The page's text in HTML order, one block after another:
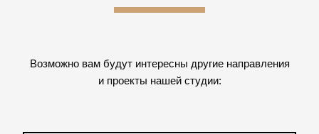
Возможно вам будут интересны другие направления
и проекты нашей студии: